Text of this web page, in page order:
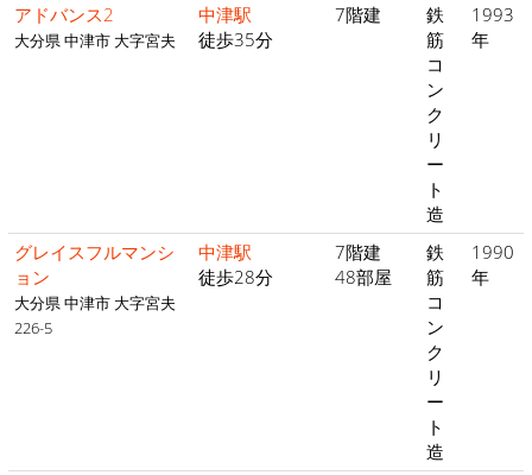
アドバンス2
大分県 中津市 大字宮夫
中津駅
徒歩35分
7階建
鉄
筋
コ
ン
ク
リ
ー
ト
造
1993
年
グレイスフルマンシ
ョン
大分県 中津市 大字宮夫
226-5
中津駅
徒歩28分
7階建
48部屋
鉄
筋
コ
ン
ク
リ
ー
ト
造
1990
年